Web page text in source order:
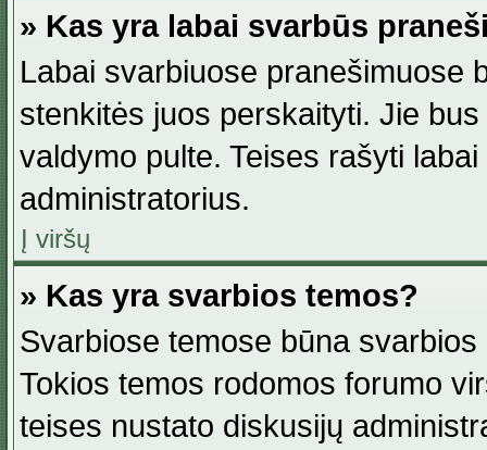
» Kas yra labai svarbūs
Labai svarbiuose pranešimuose
stenkitės juos perskaityti. Jie
valdymo pulte. Teises rašyti
administratorius.
Į viršų
» Kas yra svarbios temos?
Svarbiose temose būna
Tokios temos rodomos forumo
teises nustato diskusijų